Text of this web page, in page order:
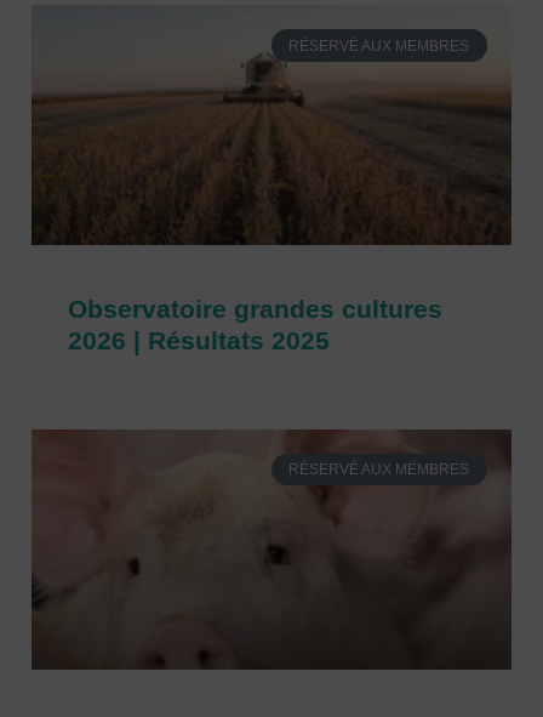
RÉSERVÉ AUX MEMBRES
Observatoire grandes cultures
2026 | Résultats 2025
RÉSERVÉ AUX MEMBRES